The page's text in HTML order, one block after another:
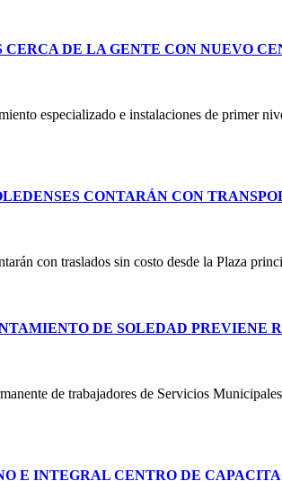
DE LA GENTE CON NUEVO
especializado e instalaciones de primer
CONTARÁN CON
con traslados sin costo desde la Plaza
DE SOLEDAD PREVIENE
de trabajadores de Servicios
E INTEGRAL CENTRO DE